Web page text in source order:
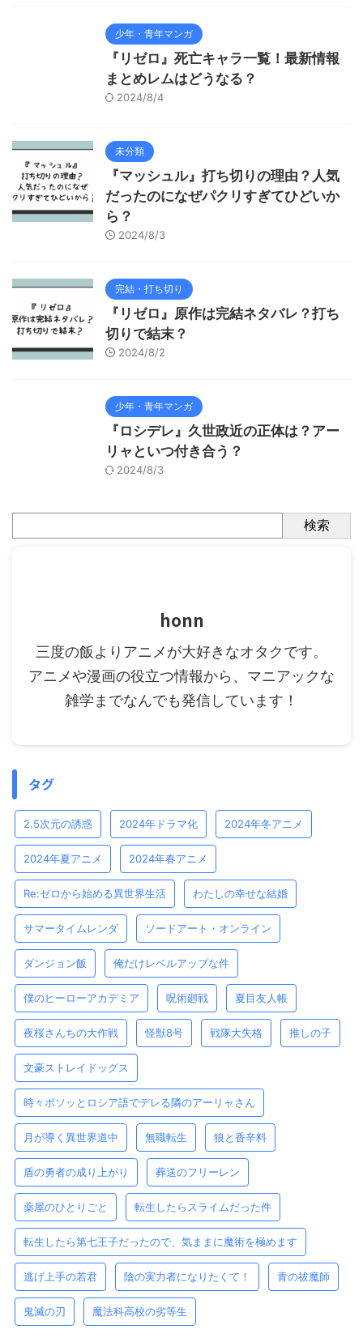
少年・青年マンガ
『リゼロ』死亡キャラ一覧！最新情報
まとめレムはどうなる？
2024/8/4
未分類
『マッシュル』打ち切りの理由？人気
だったのになぜパクリすぎてひどいか
ら？
2024/8/3
完結・打ち切り
『リゼロ』原作は完結ネタバレ？打ち
切りで結末？
2024/8/2
少年・青年マンガ
『ロシデレ』久世政近の正体は？アー
リャといつ付き合う？
2024/8/3
検索
honn
三度の飯よりアニメが大好きなオタクです。
アニメや漫画の役立つ情報から、マニアックな
雑学までなんでも発信しています！
タグ
2.5次元の誘惑 2024年ドラマ化 2024年冬アニメ
2024年夏アニメ 2024年春アニメ
Re:ゼロから始める異世界生活 わたしの幸せな結婚
サマータイムレンダ ソードアート・オンライン
ダンジョン飯 俺だけレベルアップな件
僕のヒーローアカデミア 呪術廻戦 夏目友人帳
夜桜さんちの大作戦 怪獣8号 戦隊大失格 推しの子
文豪ストレイドッグス
時々ボソッとロシア語でデレる隣のアーリャさん
月が導く異世界道中 無職転生 狼と香辛料
盾の勇者の成り上がり 葬送のフリーレン
薬屋のひとりごと 転生したらスライムだった件
転生したら第七王子だったので、気ままに魔術を極めます
逃げ上手の若君 陰の実力者になりたくて！ 青の祓魔師
鬼滅の刃 魔法科高校の劣等生